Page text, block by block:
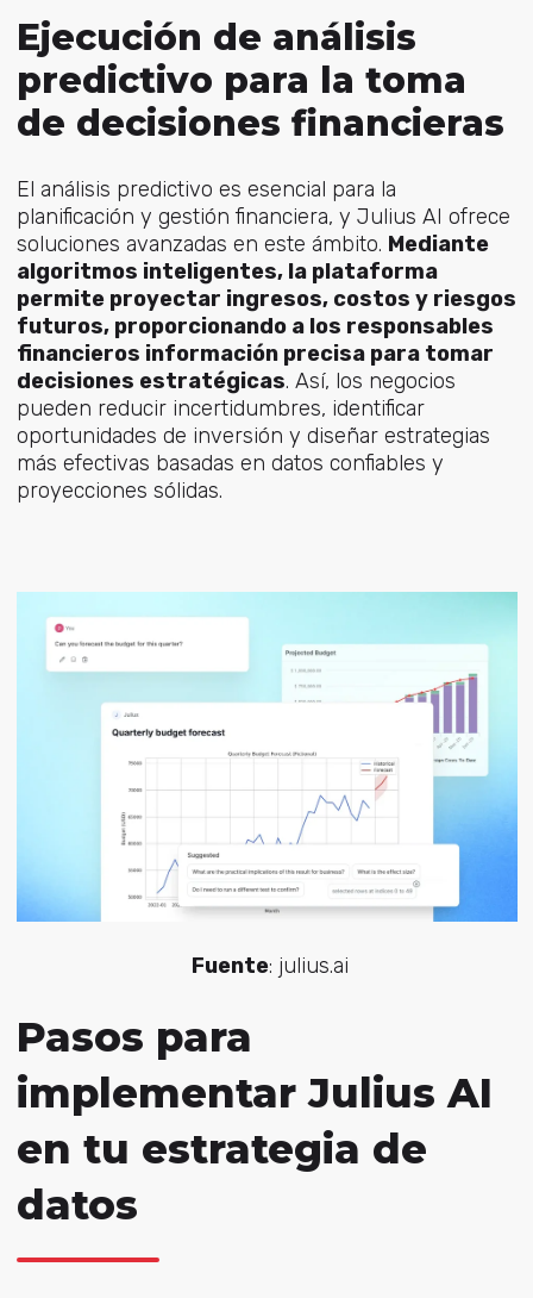
Ejecución de análisis
predictivo para la toma
de decisiones financieras
El análisis predictivo es esencial para la
planificación y gestión financiera, y Julius AI ofrece
soluciones avanzadas en este ámbito. Mediante
algoritmos inteligentes, la plataforma
permite proyectar ingresos, costos y riesgos
futuros, proporcionando a los responsables
financieros información precisa para tomar
decisiones estratégicas. Así, los negocios
pueden reducir incertidumbres, identificar
oportunidades de inversión y diseñar estrategias
más efectivas basadas en datos confiables y
proyecciones sólidas.
Fuente: julius.ai
Pasos para
implementar Julius AI
en tu estrategia de
datos